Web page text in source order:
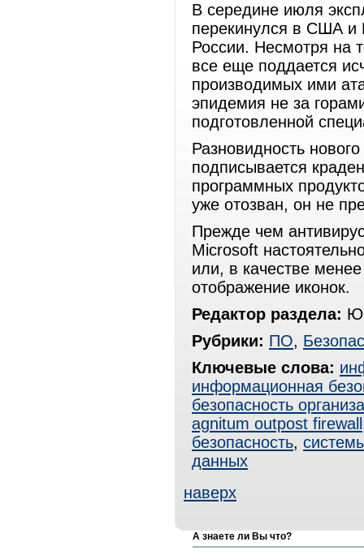
В середине июля
перекинулся в США и
России. Несмотря на
все еще поддается
производимых ими
эпидемия не за
подготовленной
Разновидность
подписывается
программных
уже отозван, он не
Прежде чем
Microsoft
или, в качестве
отображение иконок.
Редактор раздела:
Рубрики: ПО,
Ключевые слова:
информационная
безопасность
agnitum outpost firewall
безопасность,
данных
наверх
А знаете ли Вы что?